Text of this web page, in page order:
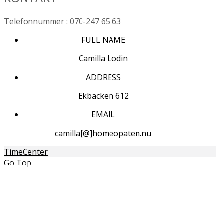
Telefonnummer : 070-247 65 63
FULL NAME
Camilla Lodin
ADDRESS
Ekbacken 612
EMAIL
camilla[@]homeopaten.nu
TimeCenter
Go Top